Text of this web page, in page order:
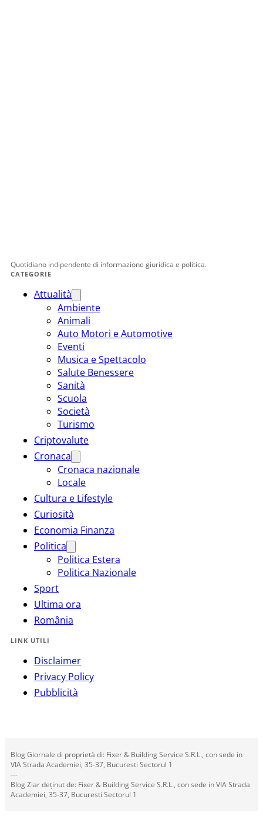
Quotidiano indipendente di informazione giuridica e politica.
CATEGORIE
Attualità
Ambiente
Animali
Auto Motori e Automotive
Eventi
Musica e Spettacolo
Salute Benessere
Sanità
Scuola
Società
Turismo
Criptovalute
Cronaca
Cronaca nazionale
Locale
Cultura e Lifestyle
Curiosità
Economia Finanza
Politica
Politica Estera
Politica Nazionale
Sport
Ultima ora
România
LINK UTILI
Disclaimer
Privacy Policy
Pubblicità
Blog Giornale di proprietà di: Fixer & Building Service S.R.L., con sede in
VIA Strada Academiei, 35-37, Bucuresti Sectorul 1
---
Blog Ziar deținut de: Fixer & Building Service S.R.L., con sede in VIA Strada
Academiei, 35-37, Bucuresti Sectorul 1